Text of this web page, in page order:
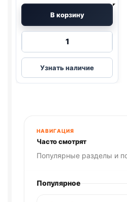
В корзину
Количество
Pro
Plan
сух.
Узнать наличие
НАВИГАЦИЯ
Часто смотрят
Популярные разделы и
Популярное